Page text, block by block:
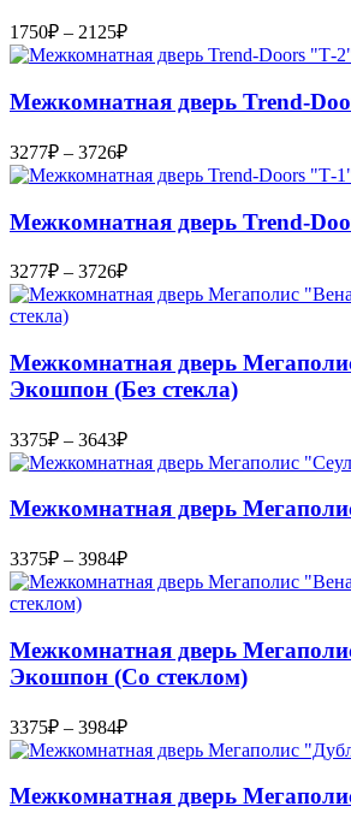
1750₽ – 2125₽Диапазон
цен:
–
Межкомнатная дверь Trend-
3277₽ – 3726₽Диапазон
цен:
–
Межкомнатная дверь Trend-
3277₽ – 3726₽Диапазон
цен:
3726₽
Межкомнатная дверь
Экошпон (Без стекла)
3375₽ – 3643₽Диапазон
цен:
–
Межкомнатная дверь
3375₽ – 3984₽Диапазон
цен:
3984₽
Межкомнатная дверь
Экошпон (Со стеклом)
3375₽ – 3984₽Диапазон
цен:
–
Межкомнатная дверь